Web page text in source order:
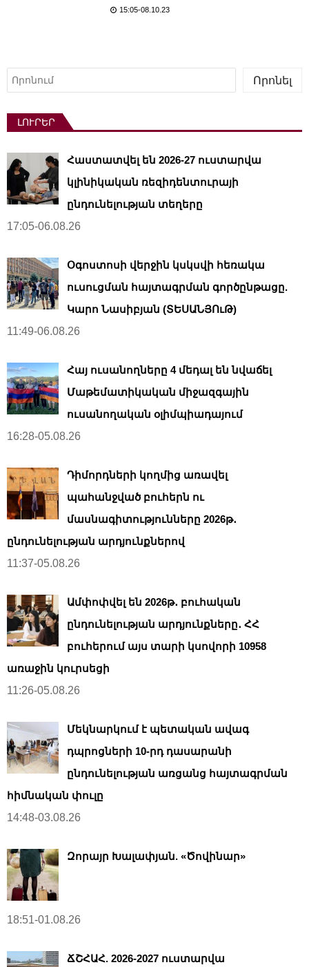
15:05-08.10.23
Որոնել
Որոնել
ԼՈՒՐԵՐ
Հաստատվել են 2026-27 ուստարվա
կլինիկական ռեզիդենտուրայի
ընդունելության տեղերը
17:05-06.08.26
Օգոստոսի վերջին կսկսվի հեռակա
ուսուցման հայտագրման գործընթացը.
Կարո Նասիբյան (ՏԵՍԱՆՅՈւԹ)
11:49-06.08.26
Հայ ուսանողները 4 մեդալ են նվաճել
Մաթեմատիկական միջազգային
ուսանողական օլիմպիադայում
16:28-05.08.26
Դիմորդների կողմից առավել
պահանջված բուհերն ու
մասնագիտությունները 2026թ․
ընդունելության արդյունքներով
11:37-05.08.26
Ամփոփվել են 2026թ․ բուհական
ընդունելության արդյունքները․ ՀՀ
բուհերում այս տարի կսովորի 10958
առաջին կուրսեցի
11:26-05.08.26
Մեկնարկում է պետական ավագ
դպրոցների 10-րդ դասարանի
ընդունելության առցանց հայտագրման
հիմնական փուլը
14:48-03.08.26
Զորայր Խալափյան. «Ծովինար»
18:51-01.08.26
ՃՇՀԱՀ. 2026-2027 ուստարվա